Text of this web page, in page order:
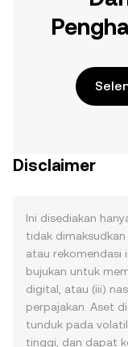
Disclaimer
Ini disediakan
tidak
atau rekomendasi
bujukan untuk
digital, atau (iii)
perpajakan. Aset
tunduk pada
tinggi, dan dapat